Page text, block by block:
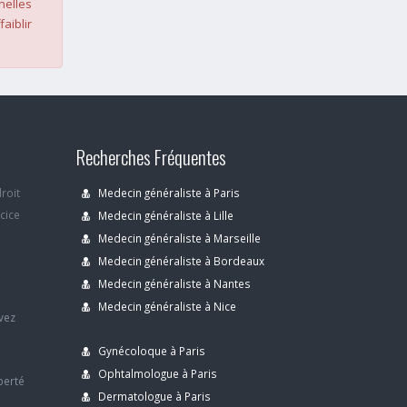
Recherches Fréquentes
Medecin généraliste à Paris
Medecin généraliste à Lille
Medecin généraliste à Marseille
Medecin généraliste à Bordeaux
Medecin généraliste à Nantes
Medecin généraliste à Nice
Gynécoloque à Paris
Ophtalmologue à Paris
Dermatologue à Paris